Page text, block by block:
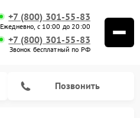
+7 (800) 301-55-83
Ежедневно, с 10:00 до 20:00
+7 (800) 301-55-83
Звонок бесплатный по РФ
Позвонить